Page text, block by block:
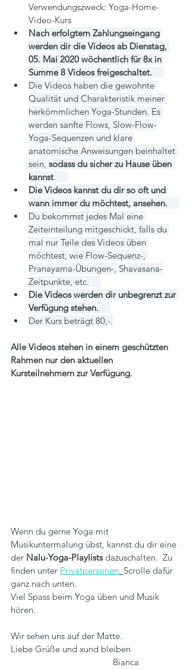
Verwendungszweck: Yoga-Home-
Video-Kurs
Nach erfolgtem Zahlungseingang
werden dir die Videos ab Dienstag,
05. Mai 2020 wöchentlich für 8x in
Summe 8 Videos freigeschaltet.
Die Videos haben die gewohnte
Qualität und Charakteristik meiner
herkömmlichen Yoga-Stunden. Es
werden sanfte Flows, Slow-Flow-
Yoga-Sequenzen und klare
anatomische Anweisungen beinhaltet
sein, sodass du sicher zu Hause üben
kannst.
Die Videos kannst du dir so oft und
wann immer du möchtest, ansehen.
Du bekommst jedes Mal eine
Zeiteinteilung mitgeschickt, falls du
mal nur Teile des Videos üben
möchtest, wie Flow-Sequenz-,
Pranayama-Übungen-, Shavasana-
Zeitpunkte, etc.
Die Videos werden dir unbegrenzt zur
Verfügung stehen.
Der Kurs beträgt 80,-.
Alle Videos stehen in einem geschützten
Rahmen nur den aktuellen
Kursteilnehmern zur Verfügung.
Wenn du gerne Yoga mit
Musikuntermalung übst, kannst du dir eine
der Nalu-Yoga-Playlists dazuschalten. Zu
finden unter Privatpersonen. Scrolle dafür
ganz nach unten.
Viel Spass beim Yoga üben und Musik
hören.
Wir sehen uns auf der Matte.
Liebe Grüße und xund bleiben
                                           Bianca